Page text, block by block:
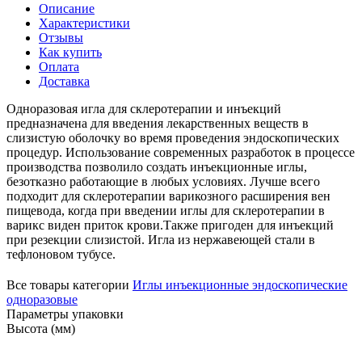
Описание
Характеристики
Отзывы
Как купить
Оплата
Доставка
Одноразовая игла для склеротерапии и инъекций
предназначена для введения лекарственных веществ в
слизистую оболочку во время проведения эндоскопических
процедур. Использование современных разработок в процессе
производства позволило создать инъекционные иглы,
безотказно работающие в любых условиях. Лучше всего
подходит для склеротерапии варикозного расширения вен
пищевода, когда при введении иглы для склеротерапии в
варикс виден приток крови.Также пригоден для инъекций
при резекции слизистой. Игла из нержавеющей стали в
тефлоновом тубусе.
Все товары категории Иглы инъекционные эндоскопические
одноразовые
Параметры упаковки
Высота (мм)